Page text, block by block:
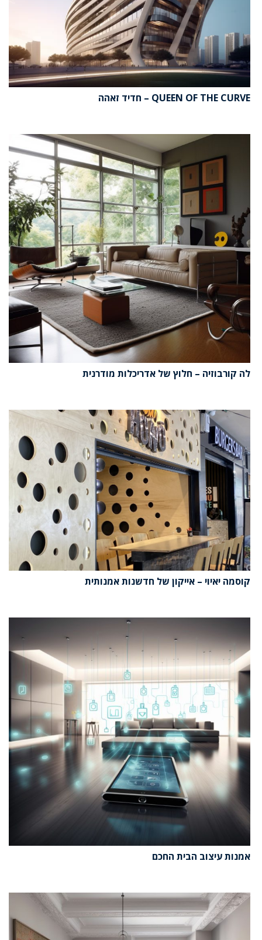
QUEEN OF THE CURVE – חדיד זאהה
לה קורבוזיה – חלוץ של אדריכלות מודרנית
קוסמה יאיוי – אייקון של חדשנות אמנותית
אמנות עיצוב הבית החכם